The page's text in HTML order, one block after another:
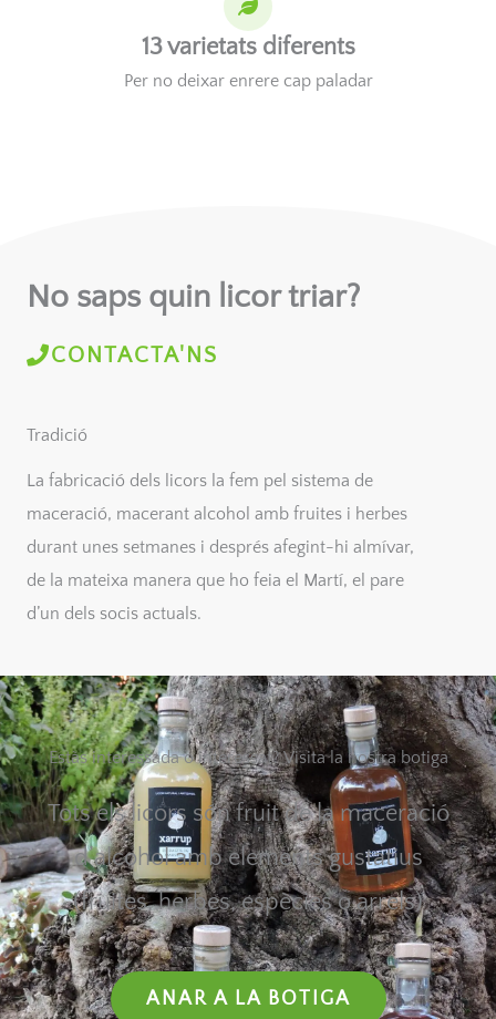
13 varietats diferents
Per no deixar enrere cap paladar
No saps quin licor triar?
CONTACTA'NS
Tradició
La fabricació dels licors la fem pel sistema de
maceració, macerant alcohol amb fruites i herbes
durant unes setmanes i després afegint-hi almívar,
de la mateixa manera que ho feia el Martí, el pare
d’un dels socis actuals.
Estàs interessada o interessat? Visita la nostra botiga
Tots els licors són fruit de la maceració
d’alcohol amb elements gustatius
(fruites, herbes, espècies o arrels)
ANAR A LA BOTIGA